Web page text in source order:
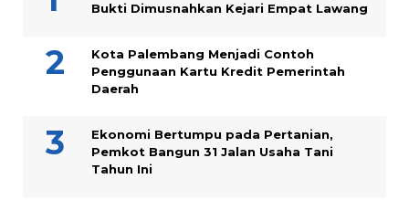
Bukti Dimusnahkan Kejari Empat Lawang
Kota Palembang Menjadi Contoh
Penggunaan Kartu Kredit Pemerintah
Daerah
Ekonomi Bertumpu pada Pertanian,
Pemkot Bangun 31 Jalan Usaha Tani
Tahun Ini